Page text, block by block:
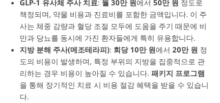
GLP-1 유사체 주사 치료: 월 30만 원에서 50만 원 정도로
책정되며, 약물 비용과 진료비를 포함한 금액입니다. 이 주
사는 체중 감량과 혈당 조절 모두에 도움을 주기 때문에 비
만과 당뇨를 동시에 가진 환자들에게 특히 유용합니다.
지방 분해 주사(메조테라피): 회당 10만 원에서 20만 원 정
도의 비용이 발생하며, 특정 부위의 지방을 집중적으로 관
리하는 경우 비용이 높아질 수 있습니다. 패키지 프로그램
을 통해 장기적인 치료 시 비용 절감 혜택을 받을 수 있습니
다.